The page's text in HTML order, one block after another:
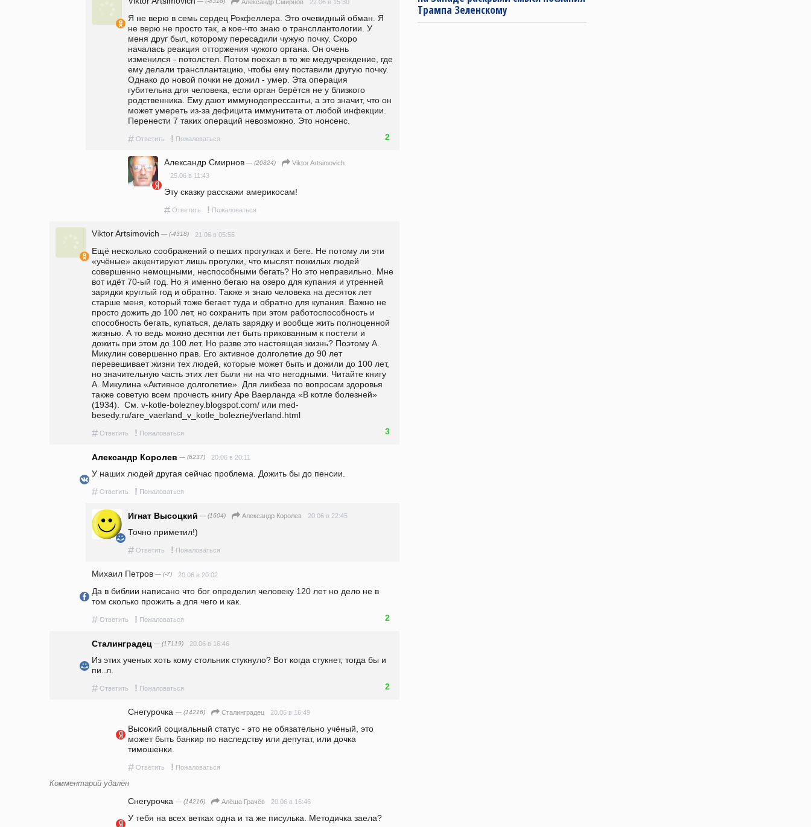
— (-4318) Александр Смирнов 22.06 в 15:30
Я не верю в семь сердец Рокфеллера. Это очевидный обман. Я
не верю не просто так, а кое-что знаю о трансплантологии. У
меня друг был, которому пересадили чужую почку. Скоро
началась реакция отторжения чужого органа. Он очень
изменился - потолстел. Потом поехал в то же медучреждение, где
ему делали трансплантацию, чтобы ему поставили другую почку.
Однако до новой почки не дожил - умер. Эта операция
губительна для человека, если орган берётся не у близкого
родственника. Ему дают иммунодепрессанты, а это значит, что он
может умереть из-за дефицита иммунитета от любой инфекции.
Перенести 7 таких операций невозможно. Это нонсенс.
# Ответить ! Пожаловаться 2
Александр Смирнов — (20824)
Viktor Artsimovich
25.06 в 11:43
Эту сказку расскажи америкосам!
# Ответить ! Пожаловаться
Viktor Artsimovich — (-4318) 21.06 в 05:55
Ещё несколько соображений о пеших прогулках и беге. Не потому ли эти
«учёные» акцентируют лишь прогулки, что мыслят пожилых людей
совершенно немощными, неспособными бегать? Но это неправильно. Мне
вот идёт 70-ый год. Но я именно бегаю на озеро для купания и утренней
зарядки круглый год и обратно. Также я знаю человека на десяток лет
старше меня, который тоже бегает туда и обратно для купания. Важно не
просто дожить до 100 лет, но сохранить при этом работоспособность и
способность бегать, купаться, делать зарядку и вообще жить полноценной
жизнью. А то ведь можно десятки лет быть прикованным к постели и
дожить при этом до 100 лет. Но разве это настоящая жизнь? Поэтому А.
Микулин совершенно прав. Его активное долголетие до 90 лет
перевешивает жизни тех людей, которые может быть и дожили до 100 лет,
но значительную часть этих лет были ни на что негодными. Читайте книгу
А. Микулина «Активное долголетие». Для ликбеза по вопросам здоровья
также советую всем прочесть книгу Аре Ваерланда «В котле болезней»
(1934).  См. v-kotle-bolezney.blogspot.com/ или med-
besedy.ru/are_vaerland_v_kotle_boleznej/verland.html
# Ответить ! Пожаловаться 3
Александр Королев — (6237) 20.06 в 20:11
У наших людей другая сейчас проблема. Дожить бы до пенсии.
# Ответить ! Пожаловаться
Игнат Высоцкий — (1604) Александр Королев 20.06 в 22:45
Точно приметил!)
# Ответить ! Пожаловаться
Михаил Петров — (-7) 20.06 в 20:02
Да в библии написано что бог определил человеку 120 лет но дело не в
том сколько прожить а для чего и как.
# Ответить ! Пожаловаться 2
Сталинградец — (17119) 20.06 в 16:46
Из этих ученых хоть кому стольник стукнуло? Вот когда стукнет, тогда бы и
пи..л.
# Ответить ! Пожаловаться 2
Снегурочка — (14216) Сталинградец 20.06 в 16:49
Высокий социальный статус - это не обязательно учёный, это
может быть банкир по наследству или депутат, или дочка
тимошенки.
# Ответить ! Пожаловаться
Комментарий удалён
Снегурочка — (14216) Алёша Грачёв 20.06 в 16:46
У тебя на всех ветках одна и та же писулька. Методичка заела?
Трампа Зеленскому